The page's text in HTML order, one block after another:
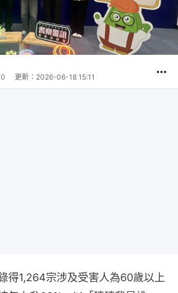
更新： 2026-06-18 15:11
得1,264宗涉及受害人為60歲以上